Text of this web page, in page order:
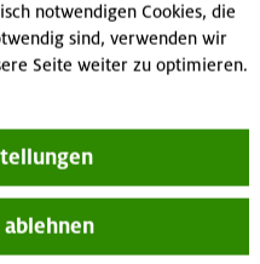
notwendigen Cookies, die
sind, verwenden wir
Seite weiter zu optimieren.